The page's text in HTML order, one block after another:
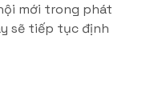
mới trong phát
sẽ tiếp tục định